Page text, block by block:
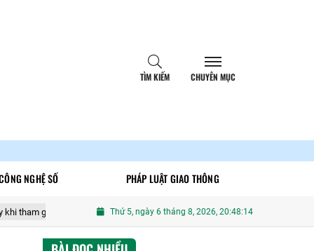
TÌM KIẾM CHUYÊN MỤC
NGHỆ SỐ PHÁP LUẬT GIAO THÔNG
thông Hà Nội: Làm rõ hai thiếu niên phóng xe máy lạng lách, đánh
Thứ 5, ngày 6 tháng 8, 2026, 20:48:16